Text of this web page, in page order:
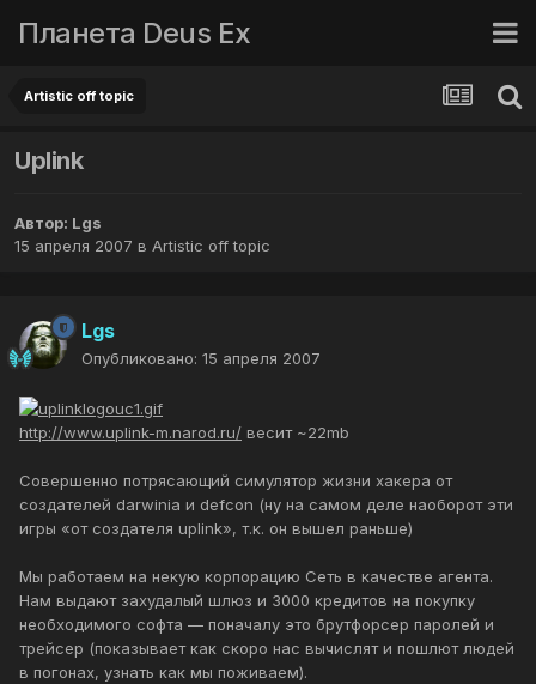
Планета Deus Ex
Artistic off topic
Uplink
Автор: Lgs
15 апреля 2007 в Artistic off topic
Lgs
Опубликовано: 15 апреля 2007
http://www.uplink-m.narod.ru/ весит ~22mb
Совершенно потрясающий симулятор жизни хакера от
создателей darwinia и defcon (ну на самом деле наоборот эти
игры «от создателя uplink», т.к. он вышел раньше)
Мы работаем на некую корпорацию Сеть в качестве агента.
Нам выдают захудалый шлюз и 3000 кредитов на покупку
необходимого софта — поначалу это брутфорсер паролей и
трейсер (показывает как скоро нас вычислят и пошлют людей
в погонах, узнать как мы поживаем).